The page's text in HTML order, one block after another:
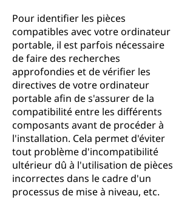
Pour identifier les pièces
compatibles avec votre ordinateur
portable, il est parfois nécessaire
de faire des recherches
approfondies et de vérifier les
directives de votre ordinateur
portable afin de s'assurer de la
compatibilité entre les différents
composants avant de procéder à
l'installation. Cela permet d'éviter
tout problème d'incompatibilité
ultérieur dû à l'utilisation de pièces
incorrectes dans le cadre d'un
processus de mise à niveau, etc.